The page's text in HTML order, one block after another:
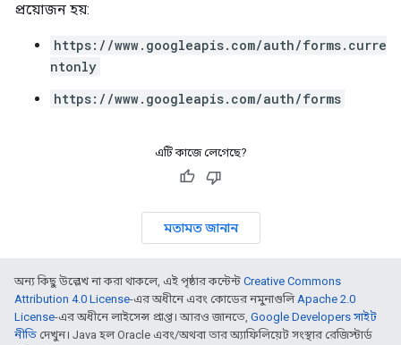
প্রয়োজন হয়:
https://www.googleapis.com/auth/forms.curre
ntonly
https://www.googleapis.com/auth/forms
এটি কাজে লেগেছে?
মতামত জানান
অন্য কিছু উল্লেখ না করা থাকলে, এই পৃষ্ঠার কন্টেন্ট Creative Commons
Attribution 4.0 License-এর অধীনে এবং কোডের নমুনাগুলিApache 2.0
License-এর অধীনে লাইসেন্স প্রাপ্ত। আরও জানতে, Google Developers সাইট
নীতি দেখুন। Java হল Oracle এবং/অথবা তার অ্যাফিলিয়েট সংস্থার রেজিস্টার্ড